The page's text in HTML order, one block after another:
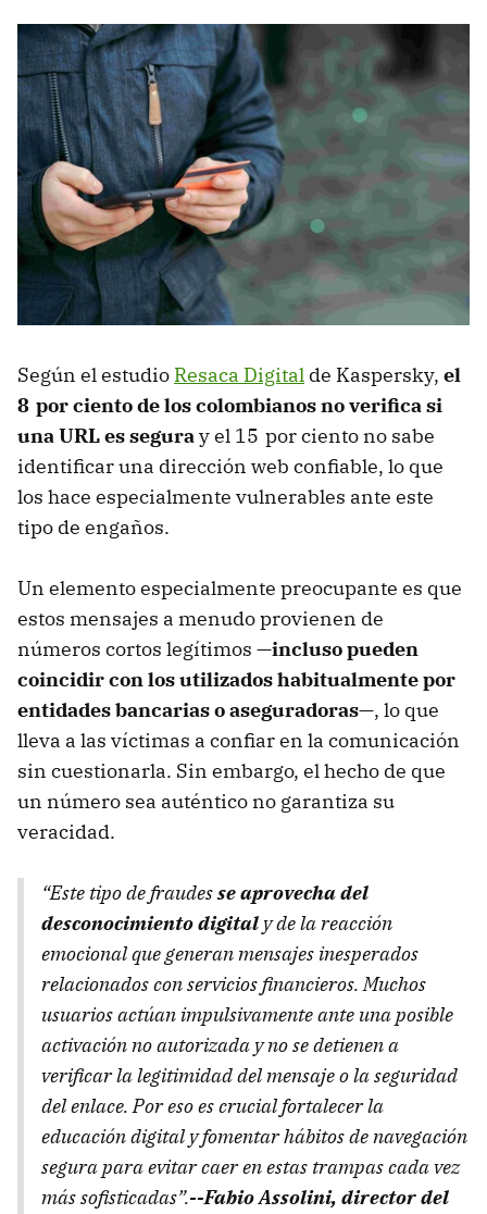
Según el estudio Resaca Digital de Kaspersky, el
8 por ciento de los colombianos no verifica si
una URL es seguray el 15 por ciento no sabe
identificar una dirección web confiable, lo que
los hace especialmente vulnerables ante este
tipo de engaños.
Un elemento especialmente preocupante es que
estos mensajes a menudo provienen de
números cortos legítimos —incluso pueden
coincidir con los utilizados habitualmente por
entidades bancarias o aseguradoras—, lo que
lleva a las víctimas a confiar en la comunicación
sin cuestionarla. Sin embargo, el hecho de que
un número sea auténtico no garantiza su
veracidad.
“Este tipo de fraudesse aprovecha del
desconocimiento digital y de la reacción
emocional que generan mensajes inesperados
relacionados con servicios financieros. Muchos
usuarios actúan impulsivamente ante una posible
activación no autorizada y no se detienen a
verificar la legitimidad del mensaje o la seguridad
del enlace. Por eso es crucial fortalecer la
educación digital y fomentar hábitos de navegación
segura para evitar caer en estas trampas cada vez
más sofisticadas”.--Fabio Assolini, director del